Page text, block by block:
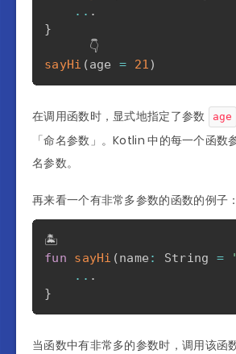
.. .
}
sayHi (age = 21)
在调用函数时，显式地指定了参数 age
「命名参数」。Kotlin 中的每一个函数
名参数。
再来看一个有非常多参数的函数的例子：
fun
sayHi (name : String =
.. .
}
当函数中有非常多的参数时，调用该函